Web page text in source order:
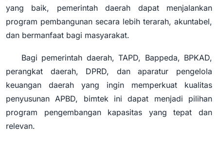
yang baik, pemerintah daerah dapat menjalankan
program pembangunan secara lebih terarah, akuntabel,
dan bermanfaat bagi masyarakat.
Bagi pemerintah daerah, TAPD, Bappeda, BPKAD,
perangkat daerah, DPRD, dan aparatur pengelola
keuangan daerah yang ingin memperkuat kualitas
penyusunan APBD, bimtek ini dapat menjadi pilihan
program pengembangan kapasitas yang tepat dan
relevan.